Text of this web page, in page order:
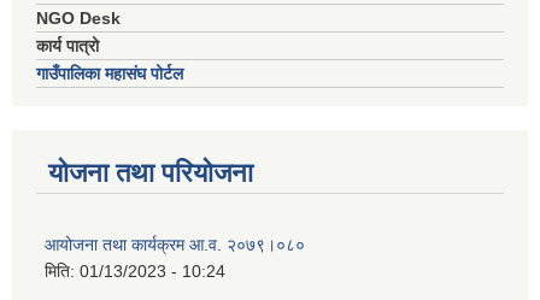
NGO Desk
कार्य पात्रो
गाउँपालिका महासंघ पोर्टल
योजना तथा परियोजना
आयोजना तथा कार्यक्रम आ.व. २०७९।०८०
मिति: 01/13/2023 - 10:24